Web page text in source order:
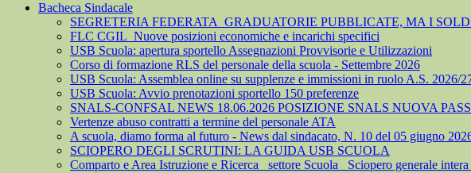
Bacheca Sindacale
SEGRETERIA FEDERATA_GRADUATORIE PUBBLICATE, MA I
FLC CGIL_Nuove posizioni economiche e incarichi specifici
USB Scuola: apertura sportello Assegnazioni Provvisorie e Utilizzazioni
Corso di formazione RLS del personale della scuola - Settembre 2026
USB Scuola: Assemblea online su supplenze e immissioni in ruolo A.S. 2026/
USB Scuola: Avvio prenotazioni sportello 150 preferenze
SNALS-CONFSAL NEWS 18.06.2026 POSIZIONE SNALS NUOVA
Vertenze abuso contratti a termine del personale ATA
A scuola, diamo forma al futuro - News dal sindacato, N. 10 del 05 giugno
SCIOPERO DEGLI SCRUTINI: LA GUIDA USB SCUOLA
Comparto e Area Istruzione e Ricerca_ settore Scuola_ Sciopero generale